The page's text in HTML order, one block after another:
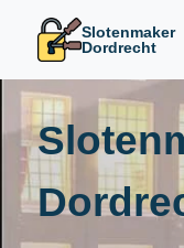
Slotenmaker
Dordrecht